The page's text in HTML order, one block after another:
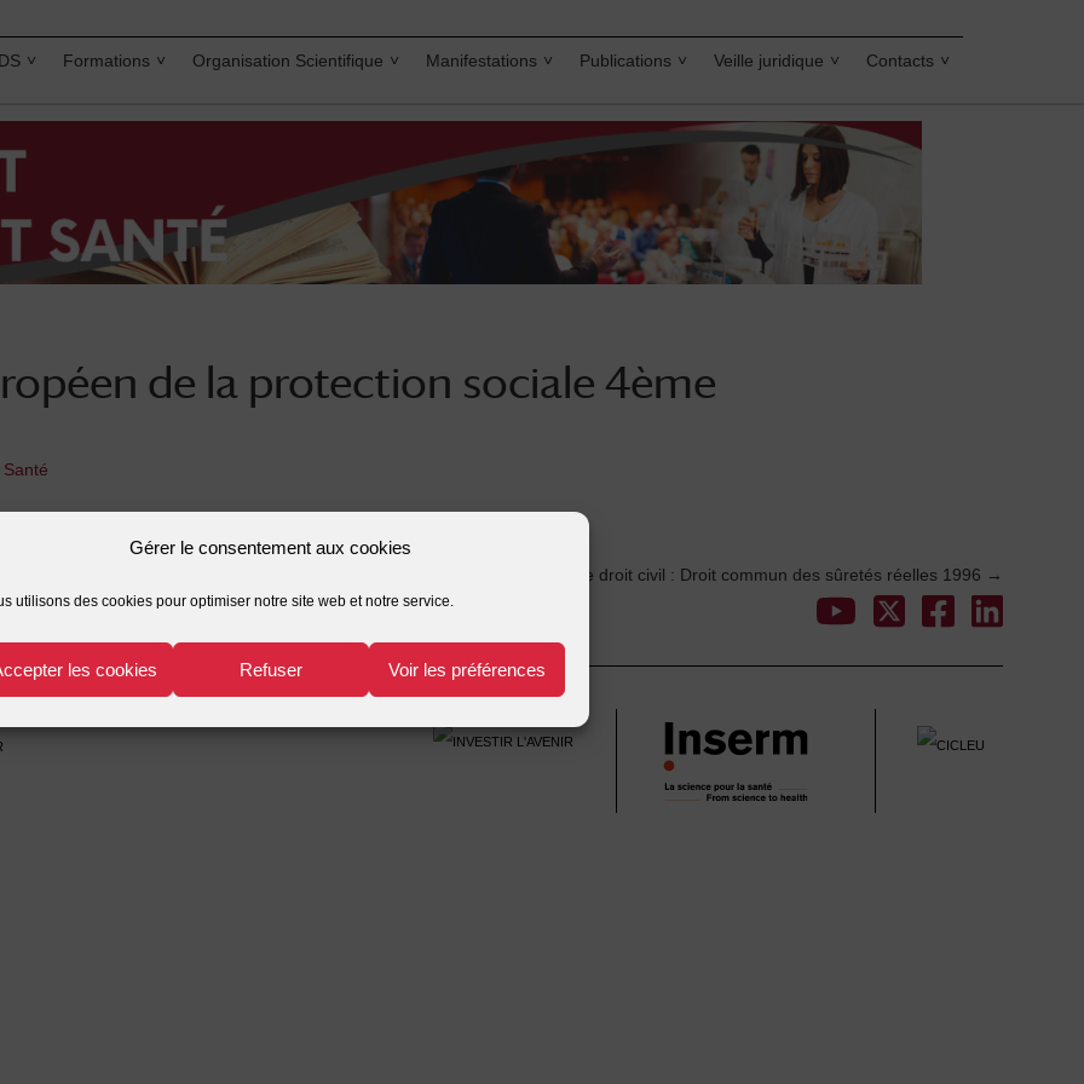
Gérer le consentement aux cookies
utilisons des cookies pour optimiser notre site web et notre service.
les cookies Refuser Voir les préférences
Formations Organisation Scientifique Manifestations Publications Veille juridique Contacts
de la protection sociale 4ème
Traité de droit civil : Droit commun des sûretés réelles 1996 →